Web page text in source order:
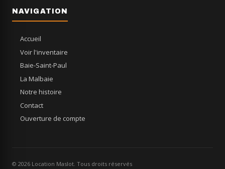
NAVIGATION
Accueil
Voir l'inventaire
Baie-Saint-Paul
La Malbaie
Notre histoire
Contact
Ouverture de compte
© 2026 Location Maslot. Tous droits réservés